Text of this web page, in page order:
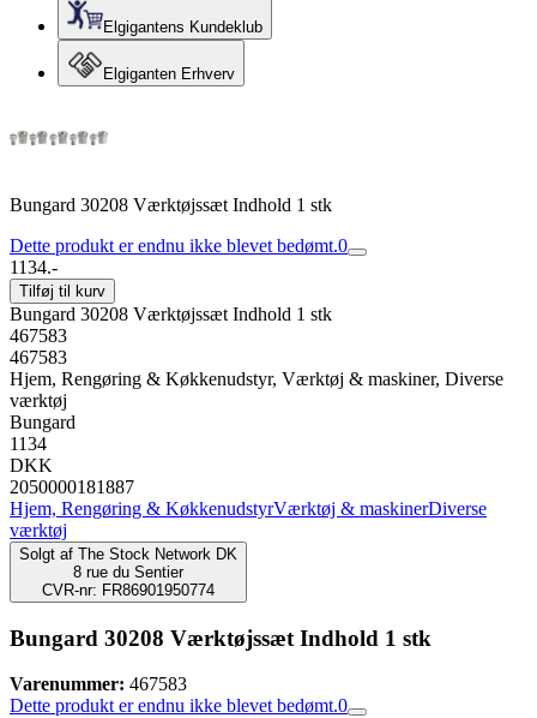
Elgigantens Kundeklub
Elgiganten Erhverv
Bungard 30208 Værktøjssæt Indhold 1 stk
Dette produkt er endnu ikke blevet bedømt.0
1134.-
Tilføj til kurv
Bungard 30208 Værktøjssæt Indhold 1 stk
467583
467583
Hjem, Rengøring & Køkkenudstyr, Værktøj & maskiner, Diverse
værktøj
Bungard
1134
DKK
2050000181887
Hjem, Rengøring & KøkkenudstyrVærktøj & maskinerDiverse
værktøj
Solgt af The Stock Network DK
8 rue du Sentier
CVR-nr: FR86901950774
Bungard 30208 Værktøjssæt Indhold 1 stk
Varenummer: 467583
Dette produkt er endnu ikke blevet bedømt.0